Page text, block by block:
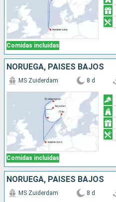
Comidas incluidas
NORUEGA, PAISES BAJOS
Comidas incluidas
MS Zuiderdam 8 d
NORUEGA, PAISES BAJOS
MS Zuiderdam 8 d